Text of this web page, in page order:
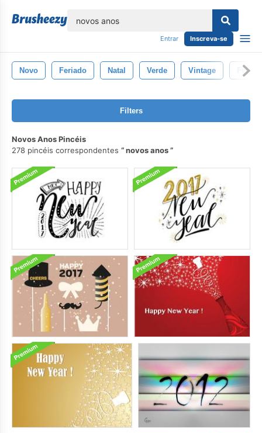
Entrar Inscreva-se
Novo Feriado Natal Verde Vintage Feliz
Filters
Novos Anos Pincéis
278 pincéis correspondentes
novos anos